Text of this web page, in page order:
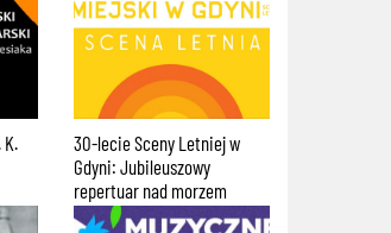
Twórczo i Aktywnie na Wsi –
Konkurs Filmowy dla
Pomorskich KGW